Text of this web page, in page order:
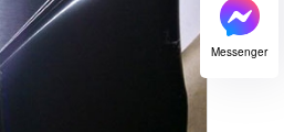
Messenger